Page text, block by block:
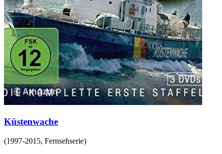
Küstenwache
(1997-2015, Fernsehserie)